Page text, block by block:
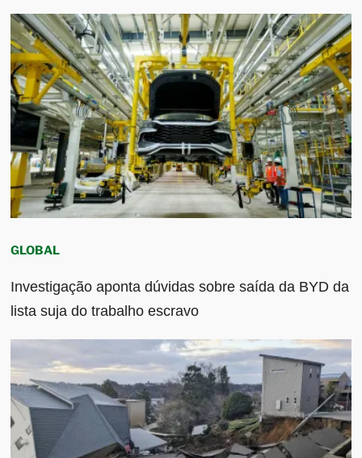
GLOBAL
Investigação aponta dúvidas sobre saída da BYD da
lista suja do trabalho escravo